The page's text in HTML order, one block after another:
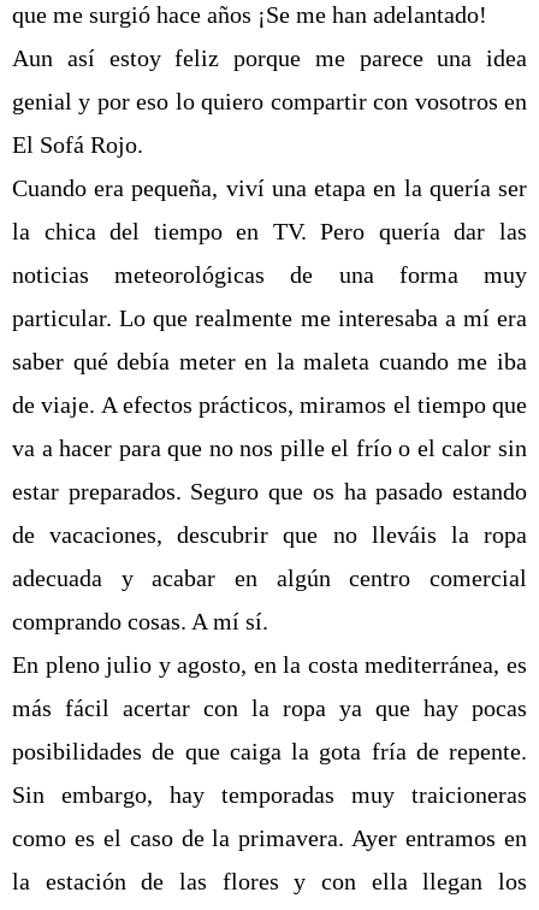
que me surgió hace años ¡Se me han adelantado!
Aun así estoy feliz porque me parece una idea
genial y por eso lo quiero compartir con vosotros en
El Sofá Rojo.
Cuando era pequeña, viví una etapa en la quería ser
la chica del tiempo en TV. Pero quería dar las
noticias meteorológicas de una forma muy
particular. Lo que realmente me interesaba a mí era
saber qué debía meter en la maleta cuando me iba
de viaje. A efectos prácticos, miramos el tiempo que
va a hacer para que no nos pille el frío o el calor sin
estar preparados. Seguro que os ha pasado estando
de vacaciones, descubrir que no lleváis la ropa
adecuada y acabar en algún centro comercial
comprando cosas. A mí sí.
En pleno julio y agosto, en la costa mediterránea, es
más fácil acertar con la ropa ya que hay pocas
posibilidades de que caiga la gota fría de repente.
Sin embargo, hay temporadas muy traicioneras
como es el caso de la primavera. Ayer entramos en
la estación de las flores y con ella llegan los